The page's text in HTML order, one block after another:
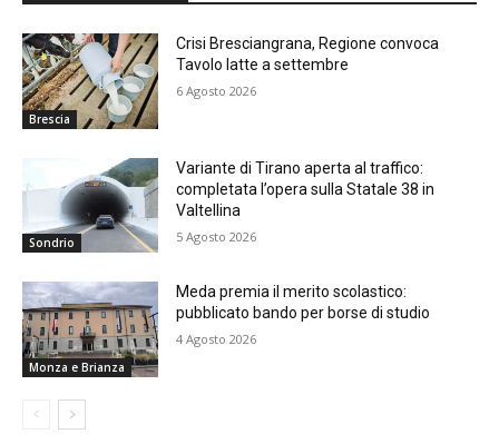
Brescia
Crisi Bresciangrana, Regione convoca
Tavolo latte a settembre
6 Agosto 2026
Sondrio
Variante di Tirano aperta al traffico:
completata l’opera sulla Statale 38 in
Valtellina
5 Agosto 2026
Monza e Brianza
Meda premia il merito scolastico:
pubblicato bando per borse di studio
4 Agosto 2026